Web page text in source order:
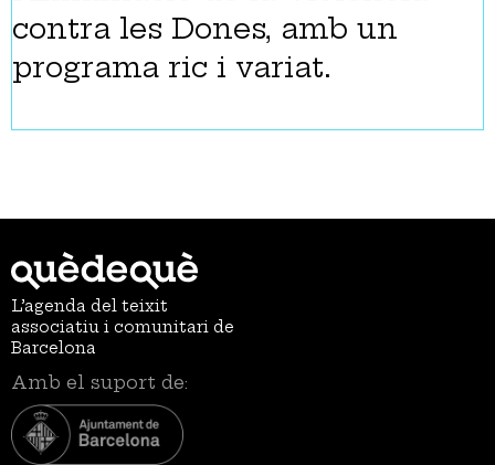
contra les Dones, amb un
programa ric i variat.
L’agenda del teixit
associatiu i comunitari de
Barcelona
Amb el suport de: